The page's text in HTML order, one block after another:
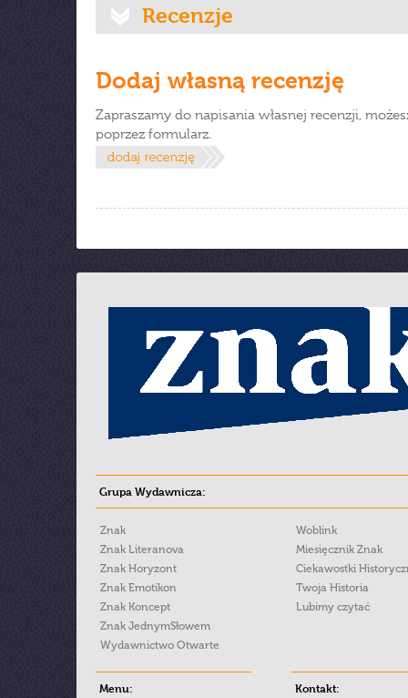
Recenzje
Dodaj własną recenzję
Zapraszamy do napisania własnej recenzji,
poprzez formularz.
Grupa Wydawnicza:
Znak
Znak Literanova
Znak Horyzont
Znak Emotikon
Znak Koncept
Znak JednymSłowem
Wydawnictwo Otwarte
Woblink
Miesięcznik Znak
Ciekawostki
Twoja Historia
Lubimy czytać
Menu: Kontakt: